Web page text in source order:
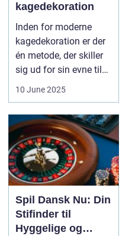
kagedekoration
Inden for moderne
kagedekoration er der
én metode, der skiller
sig ud for sin evne til
at bri...
10 June 2025
Spil Dansk Nu: Din
Stifinder til
Hyggelige og